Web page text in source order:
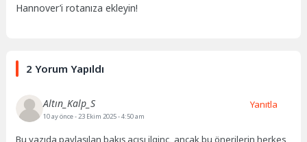
Hannover’i rotanıza ekleyin!
2 Yorum Yapıldı
Altın_Kalp_S
10 ay önce- 23 Ekim 2025 - 4:50 am
Yanıtla